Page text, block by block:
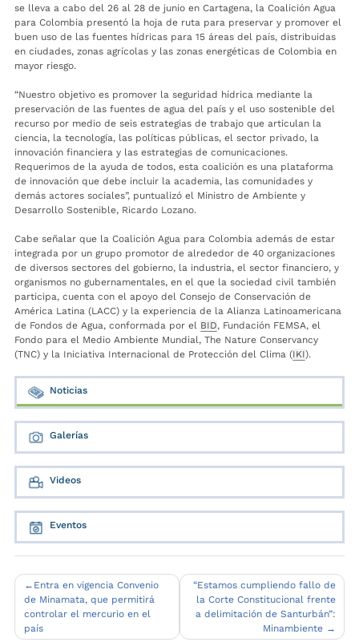
se lleva a cabo del 26 al 28 de junio en Cartagena, la Coalición Agua
para Colombia presentó la hoja de ruta para preservar y promover el
buen uso de las fuentes hídricas para 15 áreas del país, distribuidas
en ciudades, zonas agrícolas y las zonas energéticas de Colombia en
mayor riesgo.
“Nuestro objetivo es promover la seguridad hídrica mediante la
preservación de las fuentes de agua del país y el uso sostenible del
recurso por medio de seis estrategias de trabajo que articulan la
ciencia, la tecnología, las políticas públicas, el sector privado, la
innovación financiera y las estrategias de comunicaciones.
Requerimos de la ayuda de todos, esta coalición es una plataforma
de innovación que debe incluir la academia, las comunidades y
demás actores sociales”, puntualizó el Ministro de Ambiente y
Desarrollo Sostenible, Ricardo Lozano.
Cabe señalar que la Coalición Agua para Colombia además de estar
integrada por un grupo promotor de alrededor de 40 organizaciones
de diversos sectores del gobierno, la industria, el sector financiero, y
organismos no gubernamentales, en el que la sociedad civil también
participa, cuenta con el apoyo del Consejo de Conservación de
América Latina (LACC) y la experiencia de la Alianza Latinoamericana
de Fondos de Agua, conformada por el BID, Fundación FEMSA, el
Fondo para el Medio Ambiente Mundial, The Nature Conservancy
(TNC) y la Iniciativa Internacional de Protección del Clima (IKI).
Noticias
Galerías
Videos
Eventos
Navegación
de
entradas
Entra en vigencia Convenio
de Minamata, que permitirá
controlar el mercurio en el
país
“Estamos cumpliendo fallo de
la Corte Constitucional frente
a delimitación de Santurbán”:
Minambiente